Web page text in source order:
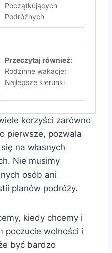
Początkujących
Podróżnych
Przeczytaj również:
Rodzinne wakacje:
Najlepsze kierunki
korzyści zarówno
pierwsze, pozwala
na własnych
Nie musimy
osób ani
planów podróży.
kiedy chcemy i
poczucie wolności i
być bardzo